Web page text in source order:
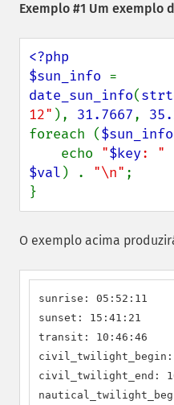
Exemplo #1 Um exemplo
<?php
$sun_info
date_sun_info(
12" ), 31.7667,
foreach ($sun_info
    echo
"$key: "
$val ) . "\n" ;
}
O exemplo acima
sunrise: 05:52:11
sunset: 15:41:21
transit: 10:46:46
civil_twilight_begin:
civil_twilight_end: